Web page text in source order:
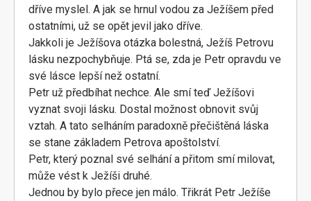
dříve myslel. A jak se hrnul vodou za Ježíšem před
ostatními, už se opět jevil jako dříve.
Jakkoli je Ježíšova otázka bolestná, Ježíš Petrovu
lásku nezpochybňuje. Ptá se, zda je Petr opravdu ve
své lásce lepší než ostatní.
Petr už předbíhat nechce. Ale smí teď Ježíšovi
vyznat svoji lásku. Dostal možnost obnovit svůj
vztah. A tato selháním paradoxně přečištěná láska
se stane základem Petrova apoštolství.
Petr, který poznal své selhání a přitom smí milovat,
může vést k Ježíši druhé.
Jednou by bylo přece jen málo. Třikrát Petr Ježíše